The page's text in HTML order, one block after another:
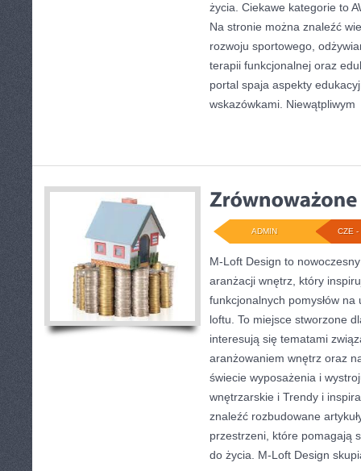
życia. Ciekawe kategorie to
Na stronie można znaleźć
rozwoju sportowego,
terapii funkcjonalnej oraz
portal spaja aspekty
wskazówkami. Niewątpliwym
CZE -
ADMIN
M-Loft Design to
aranżacji wnętrz, który
funkcjonalnych pomysłów
loftu. To miejsce stworzone
interesują się tematami
aranżowaniem wnętrz oraz
świecie wyposażenia i
wnętrzarskie i Trendy i
znaleźć rozbudowane
przestrzeni, które pomagają
do życia. M-Loft Design